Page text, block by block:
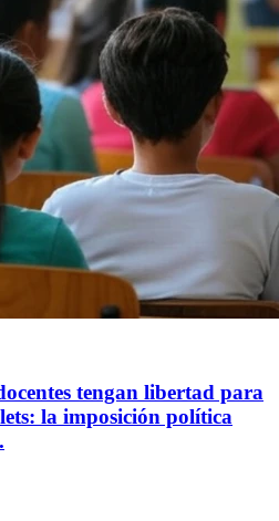
tengan libertad para
la imposición política